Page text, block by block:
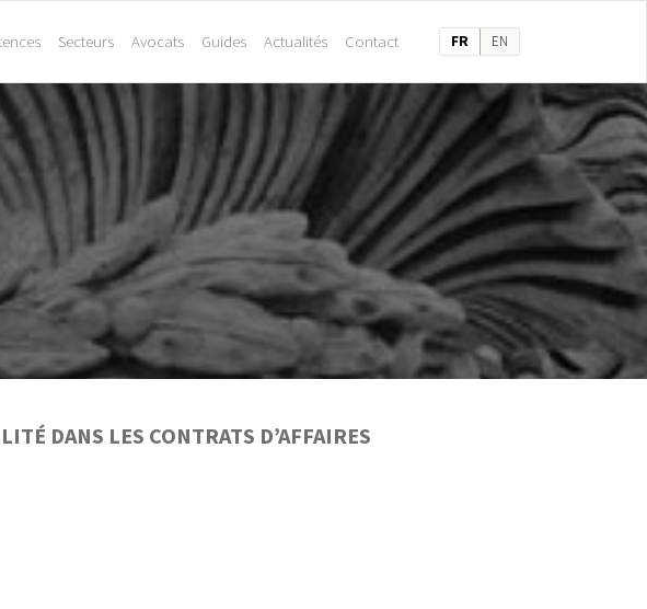
Secteurs Avocats Guides Actualités Contact FR EN
DANS LES CONTRATS D’AFFAIRES